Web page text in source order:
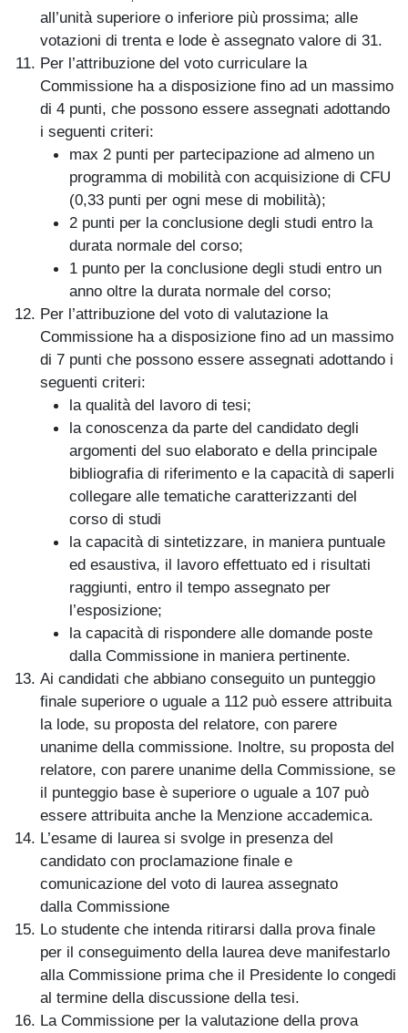
all’unità superiore o inferiore più prossima; alle
votazioni di trenta e lode è assegnato valore di 31.
Per l’attribuzione del voto curriculare la
Commissione ha a disposizione fino ad un massimo
di 4 punti, che possono essere assegnati adottando
i seguenti criteri:
max 2 punti per partecipazione ad almeno un
programma di mobilità con acquisizione di CFU
(0,33 punti per ogni mese di mobilità);
2 punti per la conclusione degli studi entro la
durata normale del corso;
1 punto per la conclusione degli studi entro un
anno oltre la durata normale del corso;
Per l’attribuzione del voto di valutazione la
Commissione ha a disposizione fino ad un massimo
di 7 punti che possono essere assegnati adottando i
seguenti criteri:
la qualità del lavoro di tesi;
la conoscenza da parte del candidato degli
argomenti del suo elaborato e della principale
bibliografia di riferimento e la capacità di saperli
collegare alle tematiche caratterizzanti del
corso di studi
la capacità di sintetizzare, in maniera puntuale
ed esaustiva, il lavoro effettuato ed i risultati
raggiunti, entro il tempo assegnato per
l’esposizione;
la capacità di rispondere alle domande poste
dalla Commissione in maniera pertinente.
Ai candidati che abbiano conseguito un punteggio
finale superiore o uguale a 112 può essere attribuita
la lode, su proposta del relatore, con parere
unanime della commissione. Inoltre, su proposta del
relatore, con parere unanime della Commissione, se
il punteggio base è superiore o uguale a 107 può
essere attribuita anche la Menzione accademica.
L’esame di laurea si svolge in presenza del
candidato con proclamazione finale e
comunicazione del voto di laurea assegnato
dalla Commissione
Lo studente che intenda ritirarsi dalla prova finale
per il conseguimento della laurea deve manifestarlo
alla Commissione prima che il Presidente lo congedi
al termine della discussione della tesi.
La Commissione per la valutazione della prova